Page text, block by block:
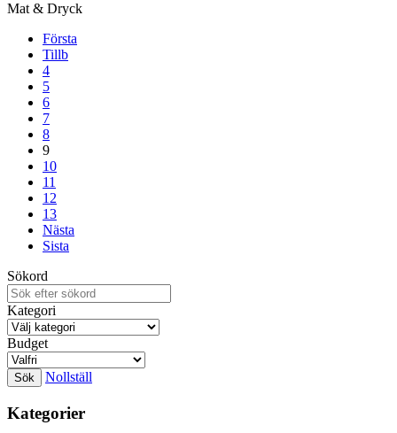
Mat & Dryck
Första
Tillb
4
5
6
7
8
9
10
11
12
13
Nästa
Sista
Sökord
Kategori
Budget
Nollställ
Kategorier